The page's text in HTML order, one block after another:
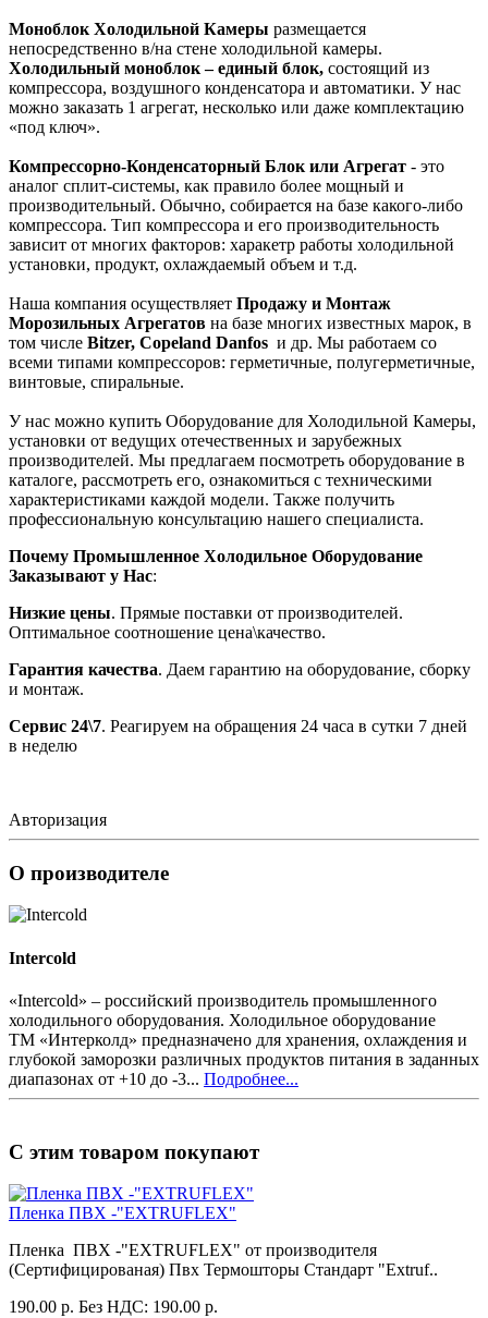
Моноблок Холодильной Камеры размещается
непосредственно в/на стене холодильной камеры.
Холодильный моноблок – единый блок, состоящий из
компрессора, воздушного конденсатора и автоматики. У нас
можно заказать 1 агрегат, несколько или даже комплектацию
«под ключ».
Компрессорно-Конденсаторный Блок или Агрегат - это
аналог сплит-системы, как правило более мощный и
производительный. Обычно, собирается на базе какого-либо
компрессора. Тип компрессора и его производительность
зависит от многих факторов: харакетр работы холодильной
установки, продукт, охлаждаемый объем и т.д.
Наша компания осуществляет Продажу и Монтаж
Морозильных Агрегатов на базе многих известных марок, в
том числе Bitzer, Copeland Danfos и др. Мы работаем со
всеми типами компрессоров: герметичные, полугерметичные,
винтовые, спиральные.
У нас можно купить Оборудование для Холодильной Камеры,
установки от ведущих отечественных и зарубежных
производителей. Мы предлагаем посмотреть оборудование в
каталоге, рассмотреть его, ознакомиться с техническими
характеристиками каждой модели. Также получить
профессиональную консультацию нашего специалиста.
Почему Промышленное Холодильное Оборудование
Заказывают у Нас:
Низкие цены. Прямые поставки от производителей.
Оптимальное соотношение цена\качество.
Гарантия качества. Даем гарантию на оборудование, сборку
и монтаж.
Сервис 24\7. Реагируем на обращения 24 часа в сутки 7 дней
в неделю
Авторизация
О производителе
Intercold
«Intercold» – российский производитель промышленного
холодильного оборудования. Холодильное оборудование
ТМ «Интерколд» предназначено для хранения, охлаждения и
глубокой заморозки различных продуктов питания в заданных
диапазонах от +10 до -3... Подробнее...
С этим товаром покупают
Пленка ПВХ -"EXTRUFLEX"
Пленка ПВХ -"EXTRUFLEX" от производителя
(Сертифицированая) Пвх Термошторы Стандарт "Extruf..
190.00 р. Без НДС: 190.00 р.